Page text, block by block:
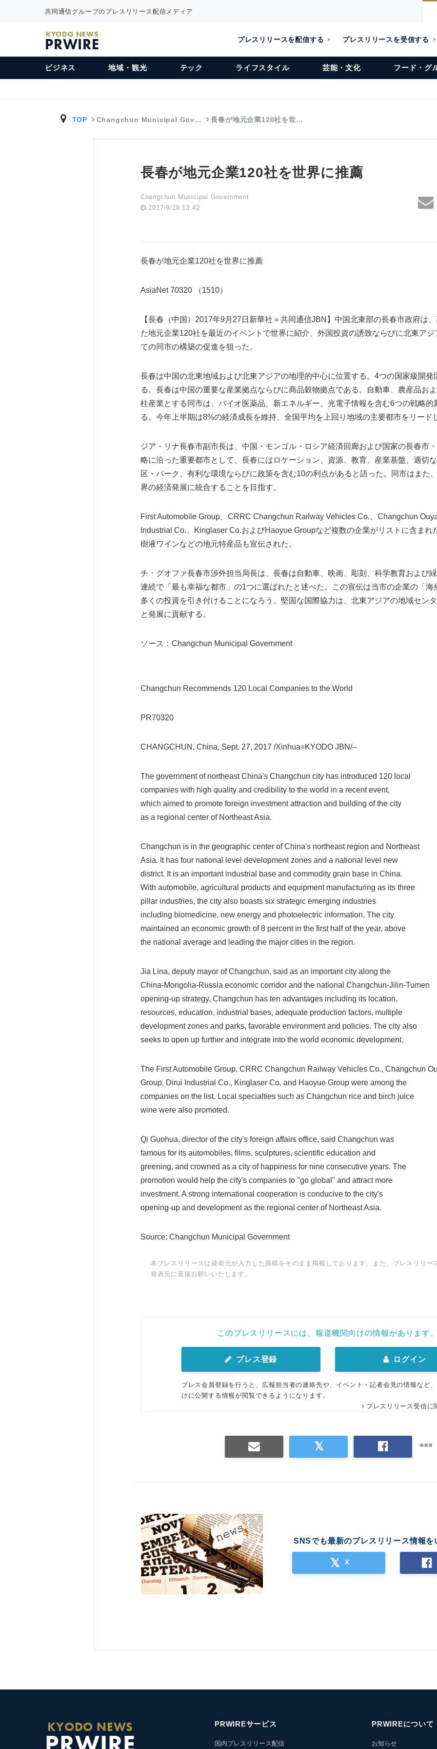
共同通信グループのプレスリリース配信メディア
KYODO NEWS
PRWIRE プレスリリースを配信する プレスリリースを受信する
ビジネス 地域・観光 テック ライフスタイル 芸能・文化 フード・グ
TOP Changchun Municipal Gov… 長春が地元企業120社を世…
長春が地元企業120社を世界に推薦
Changchun Municipal Government
2017/9/28 13:42
長春が地元企業120社を世界に推薦
AsiaNet 70320 （1510）
【長春（中国）2017年9月27日新華社＝共同通信JBN】中国北東部の長春市政府は
た地元企業120社を最近のイベントで世界に紹介、外国投資の誘致ならびに北東ア
ての同市の構築の促進を狙った。
長春は中国の北東地域および北東アジアの地理的中心に位置する。4つの国家級開発
る。長春は中国の重要な産業拠点ならびに商品穀物拠点である。自動車、農産品お
柱産業とする同市は、バイオ医薬品、新エネルギー、光電子情報を含む6つの戦略的
る。今年上半期は8%の経済成長を維持、全国平均を上回り地域の主要都市をリード
ジア・リナ長春市副市長は、中国・モンゴル・ロシア経済回廊および国家の長春市
略に沿った重要都市として、長春にはロケーション、資源、教育、産業基盤、適切
区・パーク、有利な環境ならびに政策を含む10の利点があると語った。同市はまた
界の経済発展に統合することを目指す。
First Automobile Group、CRRC Changchun Railway Vehicles Co.、Changchun
Industrial Co.、Kinglaser Co.およびHaoyue Groupなど複数の企業がリストに含まれ
樹液ワインなどの地元特産品も宣伝された。
チ・グオファ長春市渉外担当局長は、長春は自動車、映画、彫刻、科学教育および
連続で「最も幸福な都市」の1つに選ばれたと述べた。この宣伝は当市の企業の「海
多くの投資を引き付けることになろう。堅固な国際協力は、北東アジアの地域セン
と発展に貢献する。
ソース：Changchun Municipal Government
Changchun Recommends 120 Local Companies to the World
PR70320
CHANGCHUN, China, Sept. 27, 2017 /Xinhua=KYODO JBN/--
The government of northeast China's Changchun city has introduced 120 local
companies with high quality and credibility to the world in a recent event,
which aimed to promote foreign investment attraction and building of the city
as a regional center of Northeast Asia.
Changchun is in the geographic center of China's northeast region and Northeast
Asia. It has four national level development zones and a national level new
district. It is an important industrial base and commodity grain base in China.
With automobile, agricultural products and equipment manufacturing as its three
pillar industries, the city also boasts six strategic emerging industries
including biomedicine, new energy and photoelectric information. The city
maintained an economic growth of 8 percent in the first half of the year, above
the national average and leading the major cities in the region.
Jia Lina, deputy mayor of Changchun, said as an important city along the
China-Mongolia-Russia economic corridor and the national Changchun-Jilin-Tumen
opening-up strategy, Changchun has ten advantages including its location,
resources, education, industrial bases, adequate production factors, multiple
development zones and parks, favorable environment and policies. The city also
seeks to open up further and integrate into the world economic development.
The First Automobile Group, CRRC Changchun Railway Vehicles Co., Changchun
Group, Dirui Industrial Co., Kinglaser Co. and Haoyue Group were among the
companies on the list. Local specialties such as Changchun rice and birch juice
wine were also promoted.
Qi Guohua, director of the city's foreign affairs office, said Changchun was
famous for its automobiles, films, sculptures, scientific education and
greening, and crowned as a city of happiness for nine consecutive years. The
promotion would help the city's companies to "go global" and attract more
investment. A strong international cooperation is conducive to the city's
opening-up and development as the regional center of Northeast Asia.
Source: Changchun Municipal Government
本プレスリリースは発表元が入力した原稿をそのまま掲載しております。また、プレスリリー
発表元に直接お願いいたします。
このプレスリリースには、報道機関向けの情報があります
プレス登録 ログイン
プレス会員登録を行うと、広報担当者の連絡先や、イベント・記者会見の情報など
けに公開する情報が閲覧できるようになります。
プレスリリース受信に
SNSでも最新のプレスリリース情報を
X
KYODO NEWS PRWIREサービス
国内プレスリリース配信
PRWIREについて
お知らせ
Japanese
English